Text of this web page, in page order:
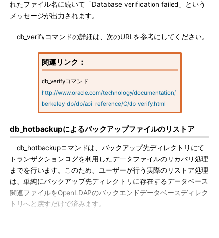
れたファイル名に続いて「Database verification failed」という
メッセージが出力されます。
db_verifyコマンドの詳細は、次のURLを参考にしてください。
関連リンク：
db_verifyコマンド
http://www.oracle.com/technology/documentation/
berkeley-db/db/api_reference/C/db_verify.html
db_hotbackupによるバックアップファイルのリストア
db_hotbackupコマンドは、バックアップ先ディレクトリにて
トランザクションログを利用したデータファイルのリカバリ処理
までを行います。このため、ユーザーが行う実際のリストア処理
は、単純にバックアップ先ディレクトリに存在するデータベース
関連ファイルをOpenLDAPのバックエンドデータベースディレク
トリへと戻すだけで済みます。